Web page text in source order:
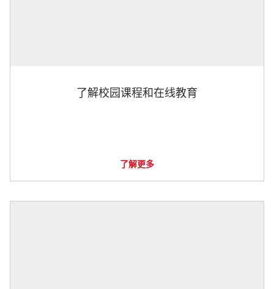
了解校园课程和在线教育
了解更多